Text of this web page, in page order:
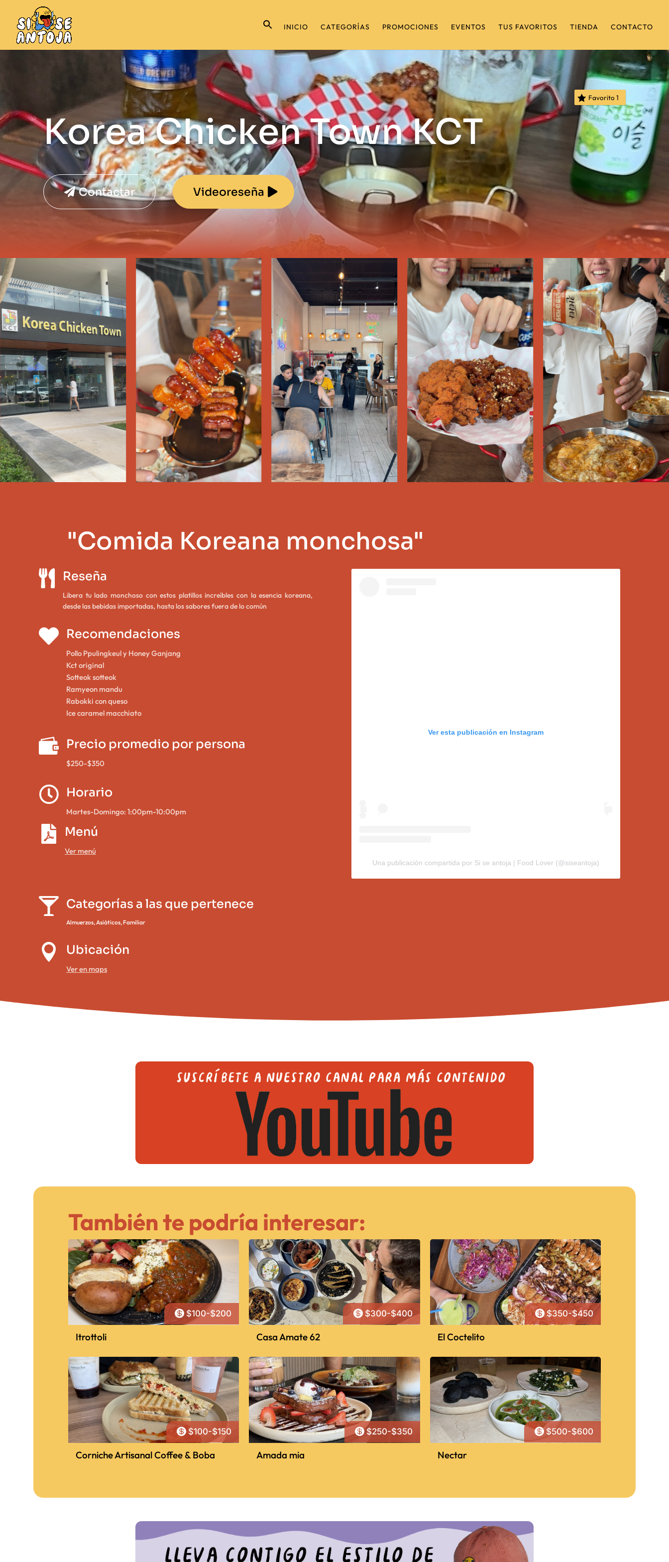
INICIO CATEGORÍAS PROMOCIONES EVENTOS TUS FAVORITOS TIENDA CONTACTO
Korea Chicken Town KCT
Favorito 1
Contactar Videoreseña
"Comida Koreana monchosa"
 Reseña
Libera tu lado monchoso con estos platillos increíbles con la esencia koreana,
desde las bebidas importadas, hasta los sabores fuera de lo común
 Recomendaciones
Pollo Ppulingkeul y Honey Ganjang
Kct original
Sotteok sotteok
Ramyeon mandu
Rabokki con queso
Ice caramel macchiato
 Precio promedio por persona
$250-$350
 Horario
Martes-Domingo: 1:00pm-10:00pm
 Menú
Ver menú
 Categorías a las que pertenece
Almuerzos,Asiáticos, Familiar
 Ubicación
Ver en maps
Ver esta publicación en Instagram
Una publicación compartida por Si se antoja | Food Lover (@siseantoja)
También te podría interesar:
 $100-$200
Itrottoli
 $300-$400
Casa Amate 62
 $350-$450
El Coctelito
 $100-$150
Corniche Artisanal Coffee & Boba
 $250-$350
Amada mia
 $500-$600
Nectar